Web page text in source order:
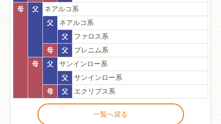
母
父
ネアルコ系
父
ネアルコ系
父
ファロス系
母
父
ブレニム系
母
父
サンインロー系
父
サンインロー系
母
父 エクリプス系
一覧へ戻る